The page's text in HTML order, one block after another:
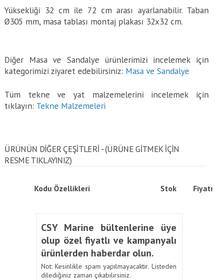
Yüksekliği 32 cm ile 72 cm arası ayarlanabilir. Taban
Ø305 mm, masa tablası montaj plakası 32x32 cm.
Diğer Masa ve Sandalye ürünlerimizi incelemek için
kategorimizi ziyaret edebilirsiniz: Masa ve Sandalye
Tüm tekne ve yat malzemelerini incelemek için
tıklayın: Tekne Malzemeleri
ÜRÜNÜN DİĞER ÇEŞİTLERİ - (ÜRÜNE GITMEK IÇIN
RESME TIKLAYINIZ)
Kodu Özellikleri Stok Fiyatı
CSY Marine bültenlerine üye
olup özel fiyatlı ve kampanyalı
ürünlerden haberdar olun.
Not: Kesinlikle spam yapılmayacaktır. Listeden
dilediğiniz zaman çıkabilirsiniz.